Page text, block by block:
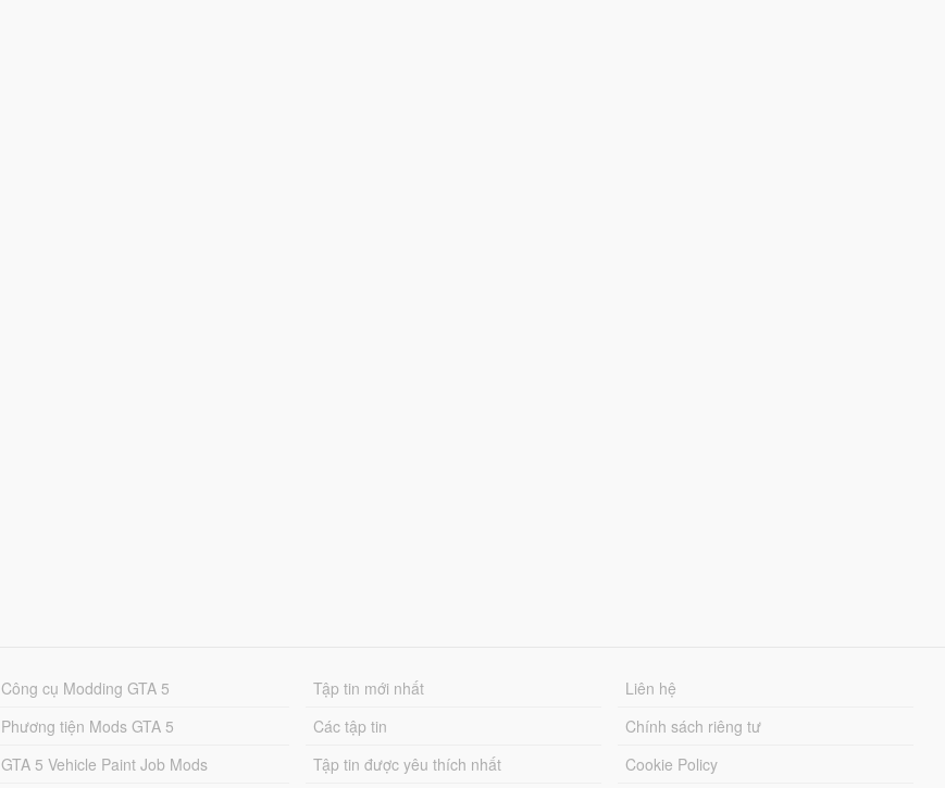
Công cụ Modding GTA 5
Phương tiện Mods GTA 5
GTA 5 Vehicle Paint Job Mods
Tập tin mới nhất
Các tập tin
Tập tin được yêu thích nhất
Liên hệ
Chính sách riêng tư
Cookie Policy